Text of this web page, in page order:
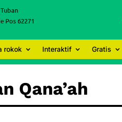
Pos 62271
rokok Interaktif Gratis
Qana’ah